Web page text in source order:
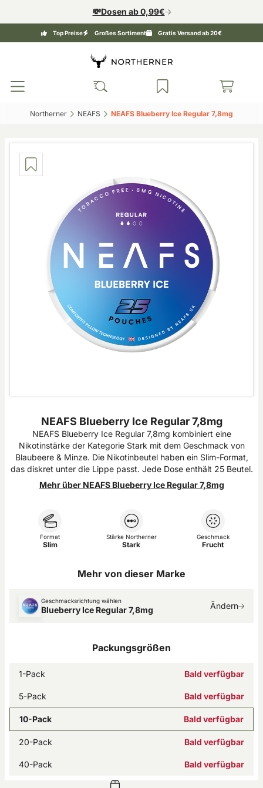
💸Dosen ab 0,99€
Top Preise Großes Sortiment Gratis Versand ab 20€
Northerner‎ NEAFS‎ NEAFS Blueberry Ice Regular 7,8mg‎
NEAFS Blueberry Ice Regular 7,8mg
NEAFS Blueberry Ice Regular 7,8mg kombiniert eine
Nikotinstärke der Kategorie Stark mit dem Geschmack von
Blaubeere & Minze. Die Nikotinbeutel haben ein Slim-Format,
das diskret unter die Lippe passt. Jede Dose enthält 25 Beutel.
Mehr über NEAFS Blueberry Ice Regular 7,8mg
Format
Slim
Stärke Northerner
Stark
Geschmack
Frucht
Mehr von dieser Marke
Geschmacksrichtung wählen
Blueberry Ice Regular 7,8mg Ändern
Packungsgrößen
1-Pack Bald verfügbar
5-Pack Bald verfügbar
10-Pack Bald verfügbar
20-Pack Bald verfügbar
40-Pack Bald verfügbar